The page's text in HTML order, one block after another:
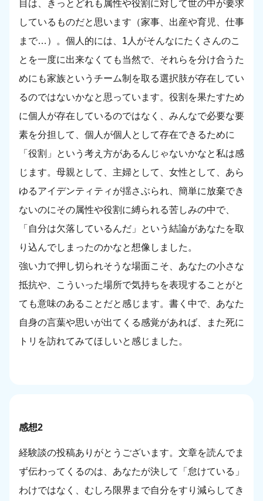
目は、きっとどれも属性や役割に対して世の中が要求
しているものだと思います（家事、出産や育児、仕事
まで…）。個人的には、1人がそんなにたくさんのこ
とを一度に出来なくても当然で、それらを分け合うた
めにも家族というチーム制を取る選択肢が存在してい
るのではないかなと思っています。役割を果たすため
に個人が存在しているのではなく、みんなで必要な要
素を分担して、個人が個人として存在できるために
「役割」という考え方があるんじゃないかなと私は感
じます。母親として、主婦として、女性として、あら
ゆるアイデンティティが揺さぶられ、簡単に放棄でき
ないのにその属性や役割に縛られる苦しみの中で、
「自分は欠落しているんだ」という結論があなたを取
り込んでしまったのかなと想像しました。
強い力で押し切られそうな場面こそ、あなたの小さな
抵抗や、こういった場所で気持ちを表現することがと
ても意味のあることだと感じます。書く中で、あなた
自身の言葉や思いが出てくる感覚があれば、また死に
トリを訪れてみてほしいと感じました。
感想2
経験談の投稿ありがとうございます。文章を読んでま
ず伝わってくるのは、あなたが決して「怠けている」
わけではなく、むしろ限界まで自分をすり減らしてき